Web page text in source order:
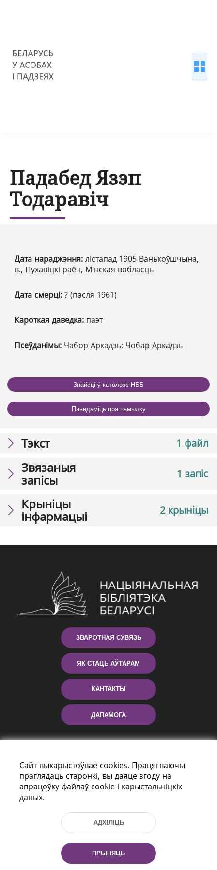
Падабед Язэп
Тодаравіч
Дата нараджэння: лістапад 1905 Ванькоўшчына,
в., Пухавіцкі раён, Мінская вобласць
Дата смерці: ? (пасля 1961)
Кароткая даведка: паэт
Псеўданімы: Чабор Аркадзь; Чобар Аркадзь
Знайсці ў каталозе НББ
Паведаміць пра памылку
1 файл
Тэкст
1 запіс
Звязаныя
запісы
2 крыніцы
Крыніцы
інфармацыі
ЗВАРОТНАЯ СУВЯЗЬ
ЯК СТАЦЬ АЎТАРАМ
КАНТАКТЫ
ДАПАМОГА
г. Мiнск, Рэспубліка Беларусь, 220114
Тэл.: (+375 17) 368 37 37, Факс: (+375 17)
Эл. пошта: inbox@nlb.by
Сайт выкарыстоўвае cookies. Працягваючы
праглядаць старонкі, вы даяце згоду на
апрацоўку файлаў cookie і карыстальніцкіх
даных.
АДХІЛІЦЬ
ПРЫНЯЦЬ